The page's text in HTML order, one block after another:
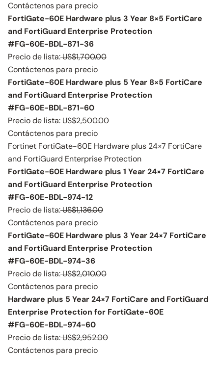
Contáctenos para precio
FortiGate-60E Hardware plus 3 Year 8×5 FortiCare
and FortiGuard Enterprise Protection
#FG-60E-BDL-871-36
Precio de lista:US$1,700.00
Contáctenos para precio
FortiGate-60E Hardware plus 5 Year 8×5 FortiCare
and FortiGuard Enterprise Protection
#FG-60E-BDL-871-60
Precio de lista:US$2,500.00
Contáctenos para precio
Fortinet FortiGate-60E Hardware plus 24×7 FortiCare
and FortiGuard Enterprise Protection
FortiGate-60E Hardware plus 1 Year 24×7 FortiCare
and FortiGuard Enterprise Protection
#FG-60E-BDL-974-12
Precio de lista:US$1,136.00
Contáctenos para precio
FortiGate-60E Hardware plus 3 Year 24×7 FortiCare
and FortiGuard Enterprise Protection
#FG-60E-BDL-974-36
Precio de lista:US$2,010.00
Contáctenos para precio
Hardware plus 5 Year 24×7 FortiCare and FortiGuard
Enterprise Protection for FortiGate-60E
#FG-60E-BDL-974-60
Precio de lista:US$2,952.00
Contáctenos para precio